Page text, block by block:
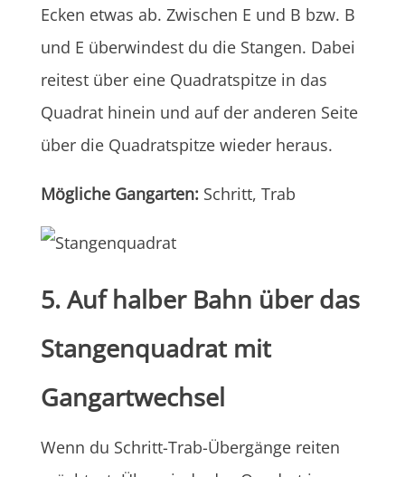
Ecken etwas ab. Zwischen E und B bzw. B
und E überwindest du die Stangen. Dabei
reitest über eine Quadratspitze in das
Quadrat hinein und auf der anderen Seite
über die Quadratspitze wieder heraus.
Mögliche Gangarten: Schritt, Trab
5. Auf halber Bahn über das
Stangenquadrat mit
Gangartwechsel
Wenn du Schritt-Trab-Übergänge reiten